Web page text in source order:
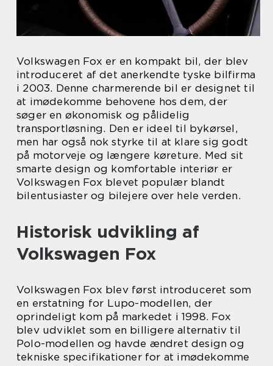
Volkswagen Fox er en kompakt bil, der blev
introduceret af det anerkendte tyske bilfirma
i 2003. Denne charmerende bil er designet til
at imødekomme behovene hos dem, der
søger en økonomisk og pålidelig
transportløsning. Den er ideel til bykørsel,
men har også nok styrke til at klare sig godt
på motorveje og længere køreture. Med sit
smarte design og komfortable interiør er
Volkswagen Fox blevet populær blandt
bilentusiaster og bilejere over hele verden.
Historisk udvikling af
Volkswagen Fox
Volkswagen Fox blev først introduceret som
en erstatning for Lupo-modellen, der
oprindeligt kom på markedet i 1998. Fox
blev udviklet som en billigere alternativ til
Polo-modellen og havde ændret design og
tekniske specifikationer for at imødekomme